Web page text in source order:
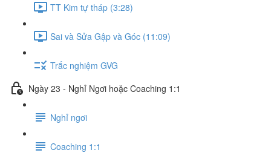
TT Kim tự tháp (3:28)
Sai và Sửa Gập và Góc (11:09)
Trắc nghiệm GVG
Ngày 23 - Nghỉ Ngơi hoặc Coaching 1:1
Nghỉ ngơi
Coaching 1:1